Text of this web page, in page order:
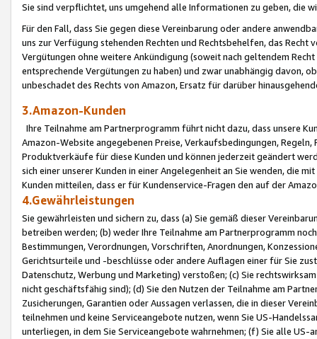
Sie sind verpflichtet, uns umgehend alle Informationen zu geben, die
Für den Fall, dass Sie gegen diese Vereinbarung oder andere
uns zur Verfügung stehenden Rechten und Rechtsbehelfen, das
Vergütungen ohne weitere Ankündigung (soweit nach geltendem
entsprechende Vergütungen zu haben) und zwar unabhängig davon,
unbeschadet des Rechts von Amazon, Ersatz für darüber
3.Amazon-Kunden
Ihre Teilnahme am Partnerprogramm führt nicht dazu, dass unsere
Amazon-Website angegebenen Preise, Verkaufsbedingungen,
Produktverkäufe für diese Kunden und können jederzeit geändert
sich einer unserer Kunden in einer Angelegenheit an Sie wenden, die
Kunden mitteilen, dass er für Kundenservice-Fragen den auf der
4.Gewährleistungen
Sie gewährleisten und sichern zu, dass (a) Sie gemäß dieser
betreiben werden; (b) weder Ihre Teilnahme am Partnerprogramm
Bestimmungen, Verordnungen, Vorschriften, Anordnungen,
Gerichtsurteile und -beschlüsse oder andere Auflagen einer für Sie
Datenschutz, Werbung und Marketing) verstoßen; (c) Sie
nicht geschäftsfähig sind); (d) Sie den Nutzen der Teilnahme am
Zusicherungen, Garantien oder Aussagen verlassen, die in dieser
teilnehmen und keine Serviceangebote nutzen, wenn Sie US-
unterliegen, in dem Sie Serviceangebote wahrnehmen; (f) Sie alle